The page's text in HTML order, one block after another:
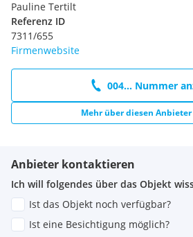
Pauline Tertilt
Referenz ID
7311/655
Firmenwebsite
004... Nummer
Mehr über diesen
Anbieter kontaktieren
Ich will folgendes über das Objekt
Ist das Objekt noch verfügbar?
Ist eine Besichtigung möglich?